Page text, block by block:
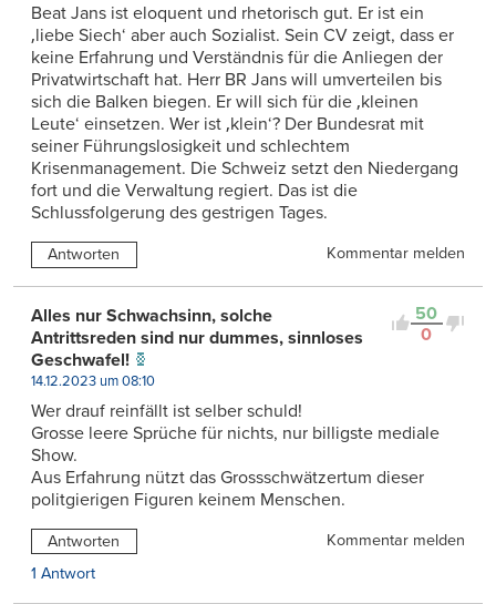
Beat Jans ist eloquent und rhetorisch gut. Er ist ein
‚liebe Siech‘ aber auch Sozialist. Sein CV zeigt, dass er
keine Erfahrung und Verständnis für die Anliegen der
Privatwirtschaft hat. Herr BR Jans will umverteilen bis
sich die Balken biegen. Er will sich für die ‚kleinen
Leute‘ einsetzen. Wer ist ‚klein‘? Der Bundesrat mit
seiner Führungslosigkeit und schlechtem
Krisenmanagement. Die Schweiz setzt den Niedergang
fort und die Verwaltung regiert. Das ist die
Schlussfolgerung des gestrigen Tages.
Antworten Kommentar melden
50
0
Alles nur Schwachsinn, solche
Antrittsreden sind nur dummes, sinnloses
Geschwafel!
14.12.2023 um 08:10
Wer drauf reinfällt ist selber schuld!
Grosse leere Sprüche für nichts, nur billigste mediale
Show.
Aus Erfahrung nützt das Grossschwätzertum dieser
politgierigen Figuren keinem Menschen.
Antworten
Kommentar melden
1 Antwort